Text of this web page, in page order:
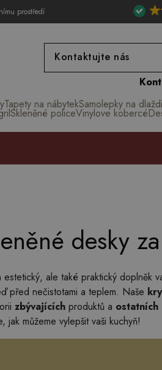
prostředí
Kontaktujte nás
Tapety na nábytekSamolepky na
Skleněné policeVinylove kobercé
desky
ale také praktický doplněk
před nečistotami a teplem. Naše
zbývajících produktů a ostatních
můžeme vylepšit vaši kuchyň!